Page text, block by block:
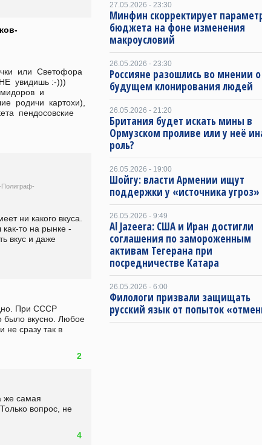
или  Светофора
увидишь :-)))
и
родичи  картохи),
пендосовские
ни какого вкуса.
то на рынке -
вкус и даже
При СССР
было вкусно. Любое
не сразу так в
2
же самая
вопрос, не
4
27.05.2026 - 23:30
Минфин скорректирует
бюджета на фоне изменения
макроусловий
26.05.2026 - 23:30
Россияне разошлись во мнении о
будущем клонирования людей
26.05.2026 - 21:20
Британия будет искать мины в
Ормузском проливе или у неё
роль?
26.05.2026 - 19:00
Шойгу: власти Армении ищут
поддержки у «источника угроз»
26.05.2026 - 9:49
Al Jazeera: США и Иран достигли
соглашения по замороженным
активам Тегерана при
посредничестве Катара
26.05.2026 - 6:00
Филологи призвали защищать
русский язык от попыток